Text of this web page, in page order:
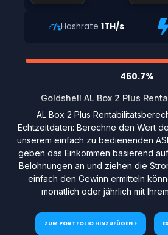
Hashrate1TH/s
460.7%
Goldshell AL Box 2 Plus
AL Box 2 Plus
Echtzeitdaten: Berechne den Wert
unserem einfach zu bedienenden
geben das Einkommen basierend
Belohnungen an und ziehen die
einfach den Gewinn ermitteln
monatlich oder jährlich mit
ZUM PORTFOLIO HINZUFÜGEN +